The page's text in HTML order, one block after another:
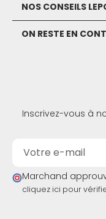
NOS CONSEILS
ON RESTE EN
Inscrivez-vous à
Marchand
cliquez ici pour